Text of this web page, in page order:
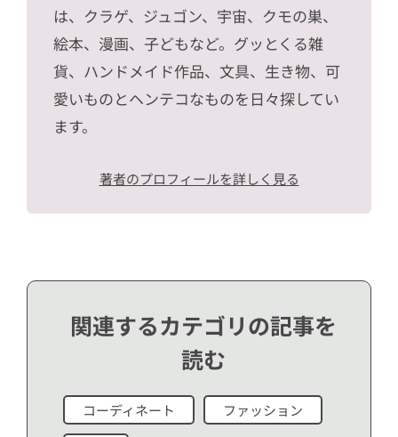
は、クラゲ、ジュゴン、宇宙、クモの巣、
絵本、漫画、子どもなど。グッとくる雑
貨、ハンドメイド作品、文具、生き物、可
愛いものとヘンテコなものを日々探してい
ます。
著者のプロフィールを詳しく見る
関連するカテゴリの記事を
読む
コーディネート ファッション